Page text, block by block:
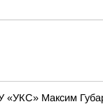
«УКС» Максим